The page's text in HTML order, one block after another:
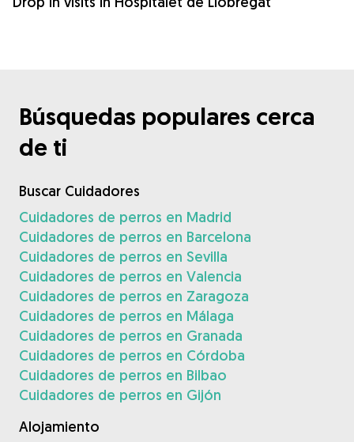
Búsquedas populares cerca
de ti
Buscar Cuidadores
Cuidadores de perros en Madrid
Cuidadores de perros en Barcelona
Cuidadores de perros en Sevilla
Cuidadores de perros en Valencia
Cuidadores de perros en Zaragoza
Cuidadores de perros en Málaga
Cuidadores de perros en Granada
Cuidadores de perros en Córdoba
Cuidadores de perros en Bilbao
Cuidadores de perros en Gijón
Alojamiento